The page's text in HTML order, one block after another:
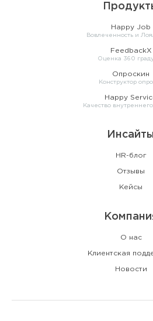
Happy Job
Вовлеченность и
FeedbackX
Оценка 360
Опроскин
Конструктор
Happy
Качество
HR-блог
Отзывы
Кейсы
О нас
Клиентская
Новости